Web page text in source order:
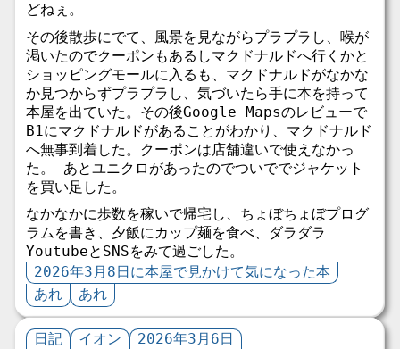
どねぇ。
その後散歩にでて、風景を見ながらプラプラし、喉が
渇いたのでクーポンもあるしマクドナルドへ行くかと
ショッピングモールに入るも、マクドナルドがなかな
か見つからずプラプラし、気づいたら手に本を持って
本屋を出ていた。その後Google Mapsのレビューで
B1にマクドナルドがあることがわかり、マクドナルド
へ無事到着した。クーポンは店舗違いで使えなかっ
た。 あとユニクロがあったのでついででジャケット
を買い足した。
なかなかに歩数を稼いで帰宅し、ちょぼちょぼプログ
ラムを書き、夕飯にカップ麺を食べ、ダラダラ
YoutubeとSNSをみて過ごした。
2026年3月8日に本屋で見かけて気になった本
あれ
あれ
日記 イオン
2026年3月6日